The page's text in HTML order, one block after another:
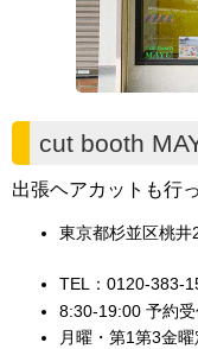
cut booth
出張ヘアカットも行
東京都杉並区桃井
TEL：0120-383-
8:30-19:00 予約
月曜・第1第3金